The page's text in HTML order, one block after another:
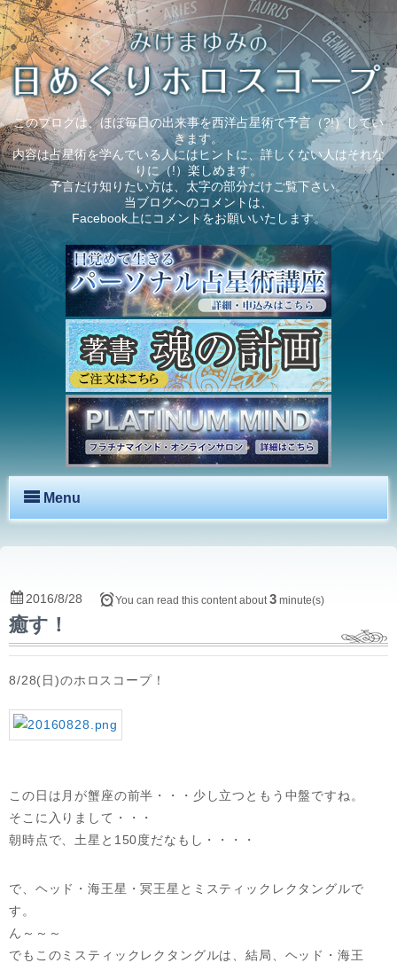
このブログは、ほぼ毎日の出来事を西洋占星術で予言（?!）してい
きます。
内容は占星術を学んでいる人にはヒントに、詳しくない人はそれな
りに（!）楽しめます。
予言だけ知りたい方は、太字の部分だけご覧下さい。
当ブログへのコメントは、
Facebook上にコメントをお願いいたします。
Menu
癒す！
2016/8/28 You can read this content about3 minute(s)
8/28(日)のホロスコープ！
この日は月が蟹座の前半・・・少し立つともう中盤ですね。
そこに入りまして・・・
朝時点で、土星と150度だなもし・・・・
で、ヘッド・海王星・冥王星とミスティックレクタングルで
す。
ん～～～
でもこのミスティックレクタングルは、結局、ヘッド・海王